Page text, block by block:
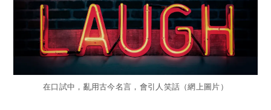
在口試中，亂用古今名言，會引人笑話（網上圖片）